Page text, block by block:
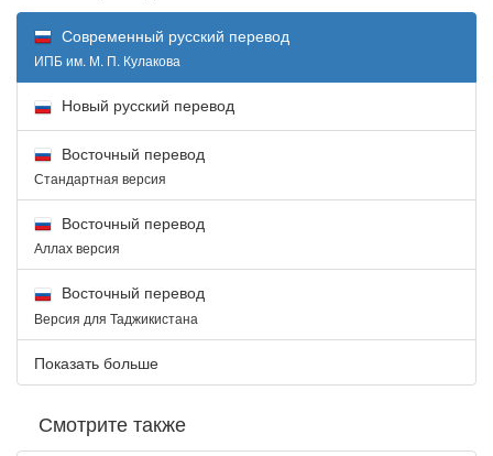
Современный русский перевод
ИПБ им. М. П. Кулакова
Новый русский перевод
Восточный перевод
Стандартная версия
Восточный перевод
Аллах версия
Восточный перевод
Версия для Таджикистана
Показать больше
Смотрите также